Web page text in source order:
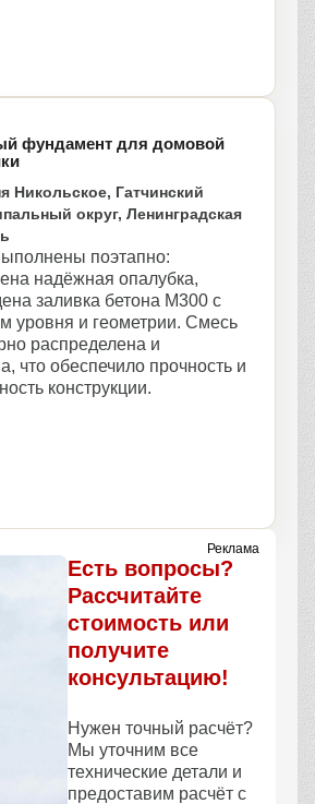
фундамент для домовой
Никольское, Гатчинский
округ, Ленинградская
поэтапно:
надёжная опалубка,
заливка бетона М300 с
уровня и геометрии. Смесь
распределена и
что обеспечило прочность и
конструкции.
Реклама
Есть вопросы?
Рассчитайте
стоимость или
получите
консультацию!
Нужен точный расчёт?
Мы уточним все
технические детали и
предоставим расчёт с